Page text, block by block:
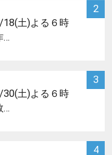
2
18(土)よる６時
…
3
30(土)よる６時
…
4